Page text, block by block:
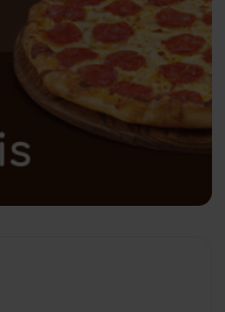
(61)
(28)
(03)
(125)